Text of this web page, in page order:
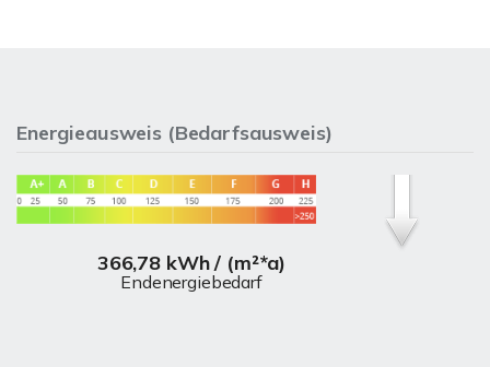
Energieausweis (Bedarfsausweis)
366,78 kWh / (m²*a)
Endenergiebedarf